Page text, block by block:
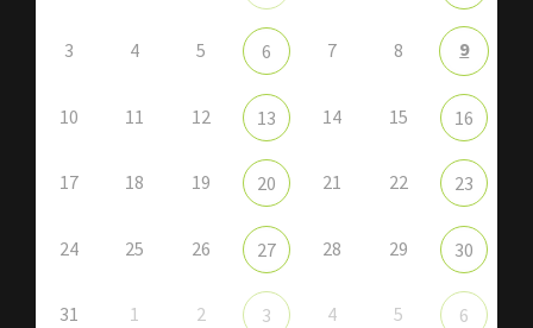
3 4 5 6 7 8 9
10 11 12 13 14 15 16
17 18 19 20 21 22 23
24 25 26 27 28 29 30
31 1 2 3 4 5 6